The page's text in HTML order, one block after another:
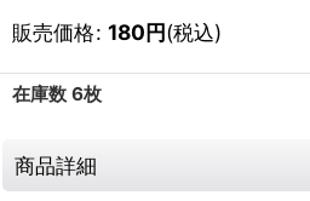
販売価格: 180円(税込)
在庫数 6枚
商品詳細